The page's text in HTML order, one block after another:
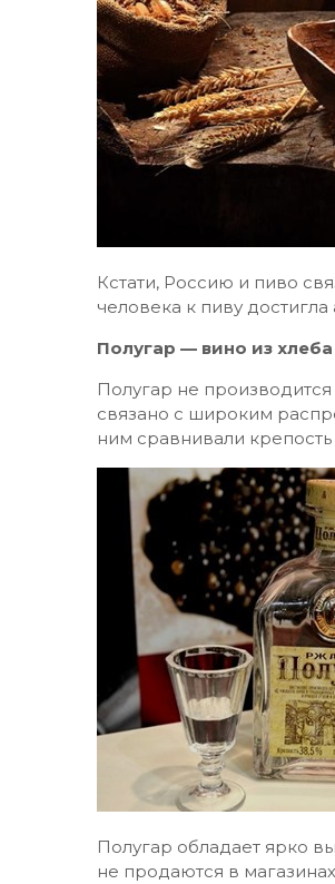
Кстати, Россию и пиво
человека к пиву
Полугар — вино из хлеба
Полугар не
связано с широким
ним сравнивали
Полугар обладает ярко
не продаются в